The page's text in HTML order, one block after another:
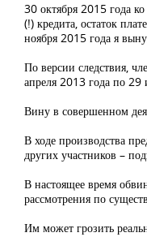
30 октября 2015 года
(!) кредита, остаток
ноября 2015 года я
По версии следствия,
апреля 2013 года по 29
Вину в совершенном
В ходе производства
других участников –
В настоящее время
рассмотрения по
Им может грозить